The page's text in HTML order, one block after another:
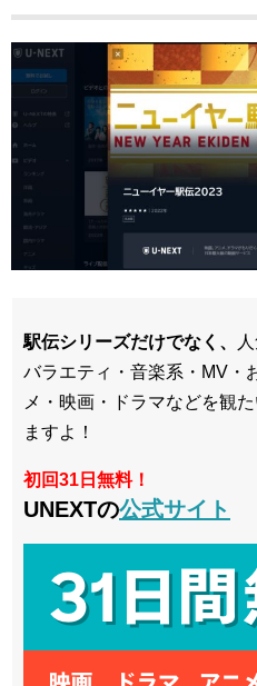
駅伝シリーズだけでなく、
バラエティ・音楽系・MV・
メ・映画・ドラマなどを観
ますよ！
初回31日無料！
UNEXTの公式サイト